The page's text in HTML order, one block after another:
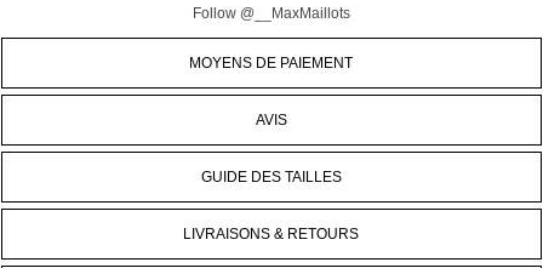
Follow @__MaxMaillots
MOYENS DE PAIEMENT
AVIS
GUIDE DES TAILLES
LIVRAISONS & RETOURS